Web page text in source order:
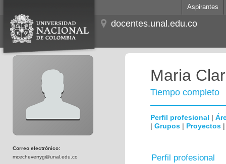
Aspirantes
docentes.unal.edu.co
Correo electrónico:
mcecheverryg@unal.edu.co
Maria
Tiempo completo
Perfil profesional |
| Grupos | Proyectos
Perfil profesional